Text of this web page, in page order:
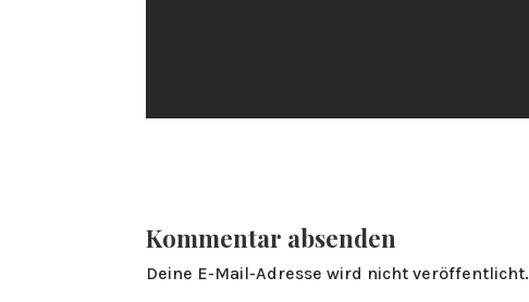
Kommentar absenden
Deine E-Mail-Adresse wird nicht veröffentlicht.